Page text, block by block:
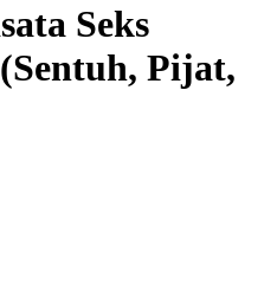
Seks
Pijat,